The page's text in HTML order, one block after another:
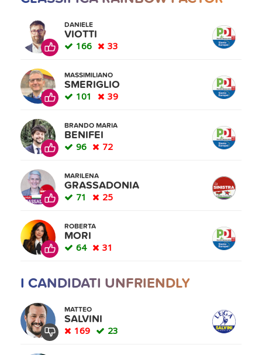
DANIELE
VIOTTI
166 33
MASSIMILIANO
SMERIGLIO
101 39
BRANDO MARIA
BENIFEI
96 72
MARILENA
GRASSADONIA
71 25
ROBERTA
MORI
64 31
I CANDIDATI UNFRIENDLY
MATTEO
SALVINI
169 23